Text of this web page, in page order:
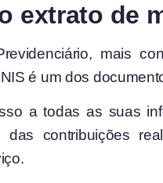
extrato de
mais
é um dos
a todas as suas
das contribuições